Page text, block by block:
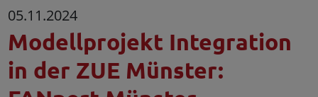
05.11.2024
Modellprojekt Integration
in der ZUE Münster: